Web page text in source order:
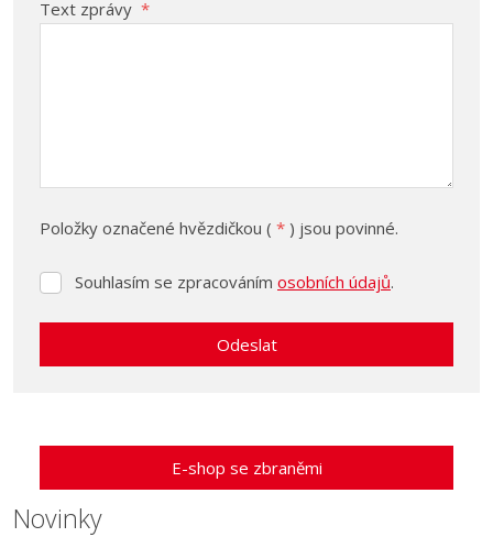
Text zprávy *
Položky označené hvězdičkou ( * ) jsou povinné.
Souhlasím
zpracováním
Souhlasím se zpracováním osobních údajů.
Odeslat
nepodařilo
odeslat.
E-shop se zbraněmi
Novinky